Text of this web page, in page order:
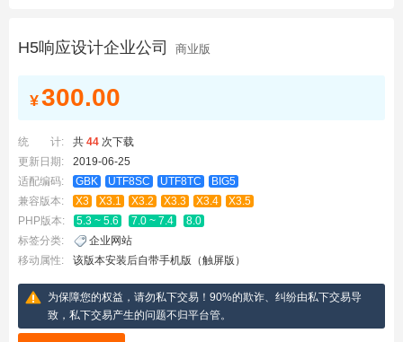
H5响应设计企业公司 商业版
¥300.00
统 计: 共 44 次下载
更新日期:
2019-06-25
适配编码:
GBK UTF8SC UTF8TC
BIG5
兼容版本:
X3 X3.1 X3.2 X3.3 X3.4
X3.5
PHP版本:
5.3 ~ 5.6 7.0 ~ 7.4
8.0
标签分类:
企业网站
移动属性:
该版本安装后自带手机版（触屏版）
为保障您的权益，请勿私下交易！90%的欺诈、纠纷由私下交易导
致，私下交易产生的问题不归平台管。